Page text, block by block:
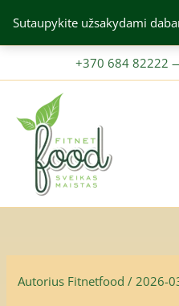
Sutaupykite užsakydami
prie
+370 684 82222
Autorius Fitnetfood/ 2026-